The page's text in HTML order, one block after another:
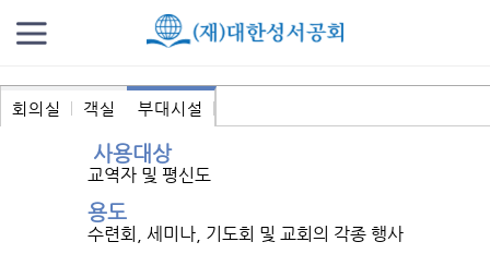
회의실 객실 부대시설
사용대상
교역자 및 평신도
용도
수련회, 세미나, 기도회 및 교회의 각종 행사